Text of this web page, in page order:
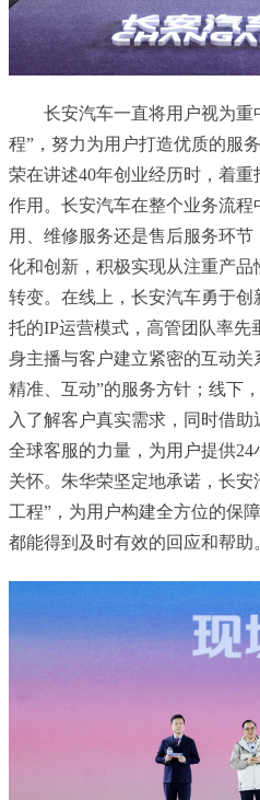
长安汽车一直将用户视为重
程”，努力为用户打造优质的服
荣在讲述40年创业经历时，着
作用。长安汽车在整个业务流
用、维修服务还是售后服务环
化和创新，积极实现从注重产
转变。在线上，长安汽车勇于
托的IP运营模式，高管团队率
身主播与客户建立紧密的互动关
精准、互动”的服务方针；线下
入了解客户真实需求，同时借助
全球客服的力量，为用户提供
关怀。朱华荣坚定地承诺，长
工程”，为用户构建全方位的保
都能得到及时有效的回应和帮助